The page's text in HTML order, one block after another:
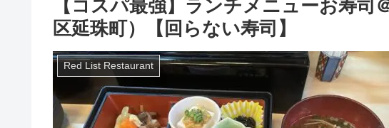
【コスパ最強】ランチメニューお寿司
区延珠町）【回らない寿司】
Red List Restaurant